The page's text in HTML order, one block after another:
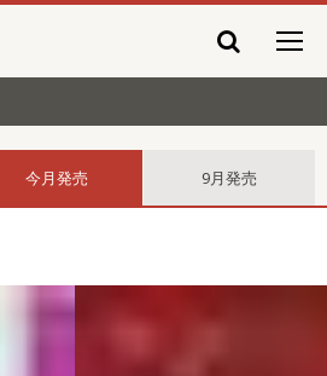
今月発売 9月発売